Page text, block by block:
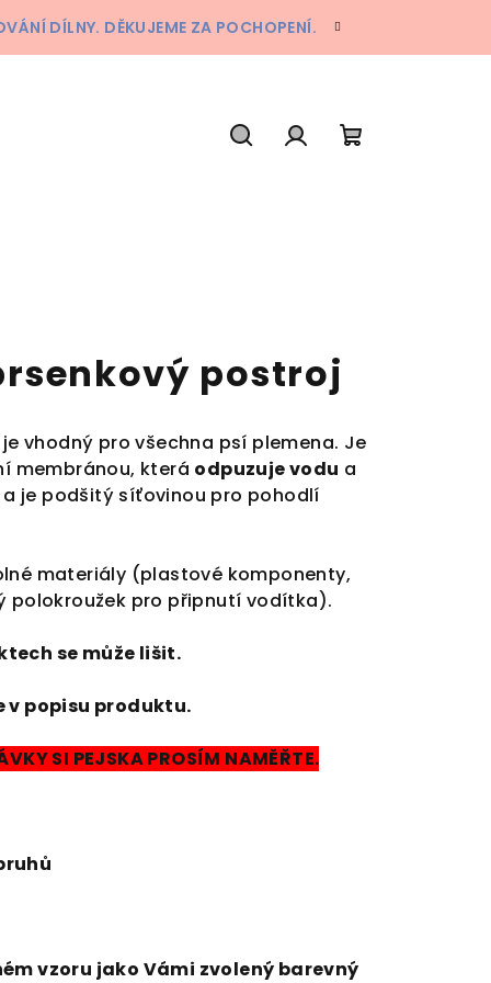
DÍLNY. DĚKUJEME ZA POCHOPENÍ.
postroj
vhodný pro všechna psí plemena. Je
membránou, která odpuzuje vodu a
a je podšitý síťovinou pro pohodlí
materiály (plastové komponenty,
polokroužek pro připnutí vodítka).
se může lišit.
popisu produktu.
SI PEJSKA PROSÍM NAMĚŘTE.
vzoru jako Vámi zvolený barevný